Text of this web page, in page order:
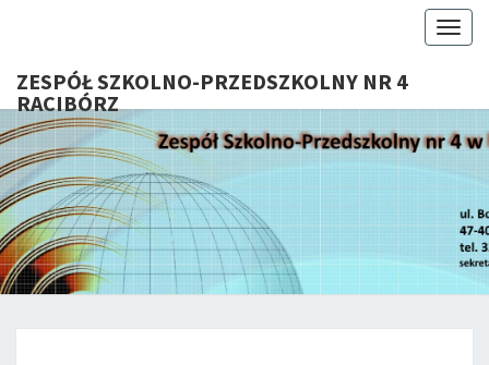
ZESPÓŁ SZKOLNO-PRZEDSZKOLNY NR 4
RACIBÓRZ
Serdecznie
Witamy Na
Stronie
Internetowej
ZSP Nr 4 W
Raciborzu